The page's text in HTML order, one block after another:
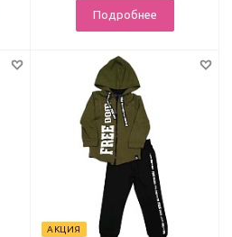
Подробнее
АКЦИЯ